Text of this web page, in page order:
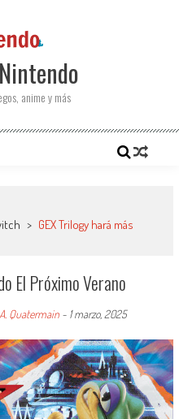
anime y más
> GEX Trilogy hará más
El Próximo Verano
A. Quatermain- 1 marzo, 2025